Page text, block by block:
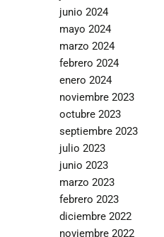
junio 2024
mayo 2024
marzo 2024
febrero 2024
enero 2024
noviembre 2023
octubre 2023
septiembre 2023
julio 2023
junio 2023
marzo 2023
febrero 2023
diciembre 2022
noviembre 2022